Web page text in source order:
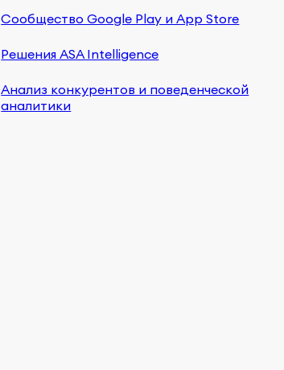
Сообщество Google Play и App Store
Решения ASA Intelligence
Анализ конкурентов и поведенческой
аналитики